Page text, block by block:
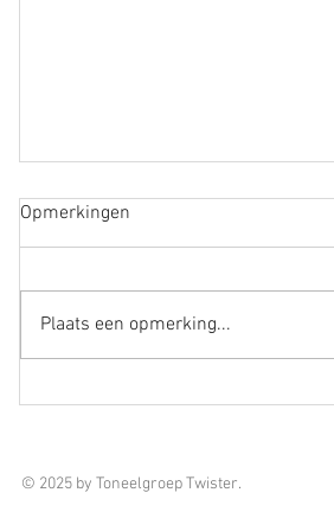
Workshops 25/26
Opmerkingen
Plaats een opmerking...
© 2025 by Toneelgroep Twister.